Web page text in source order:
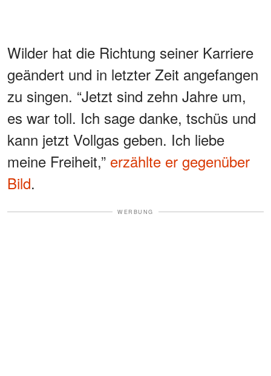
Wilder hat die Richtung seiner Karriere
geändert und in letzter Zeit angefangen
zu singen. “Jetzt sind zehn Jahre um,
es war toll. Ich sage danke, tschüs und
kann jetzt Vollgas geben. Ich liebe
meine Freiheit,” erzählte er gegenüber
Bild.
WERBUNG